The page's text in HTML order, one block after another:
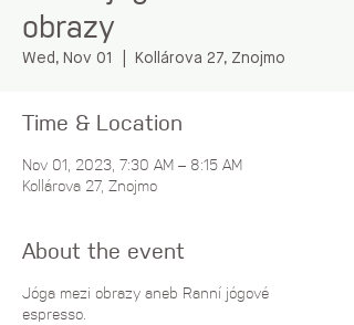
obrazy
Wed, Nov 01 Kollárova 27, Znojmo
Time & Location
Nov 01, 2023, 7:30 AM – 8:15 AM
Kollárova 27, Znojmo
About the event
Jóga mezi obrazy aneb Ranní jógové
espresso.